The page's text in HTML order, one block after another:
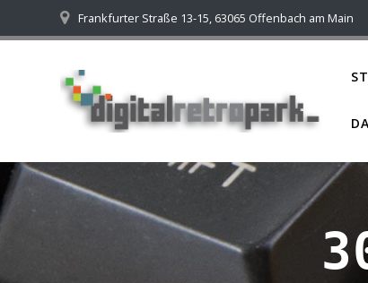
to
Frankfurter Straße 13-15, 63065 Offenbach am Main